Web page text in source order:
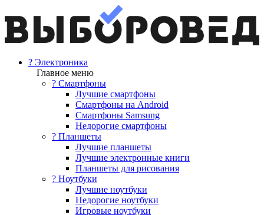
? Электроника
Главное меню
? Смартфоны
Лучшие смартфоны
Смартфоны на Android
Смартфоны Samsung
Недорогие смартфоны
? Планшеты
Лучшие планшеты
Лучшие электронные книги
Планшеты для рисования
? Ноутбуки
Лучшие ноутбуки
Недорогие ноутбуки
Игровые ноутбуки